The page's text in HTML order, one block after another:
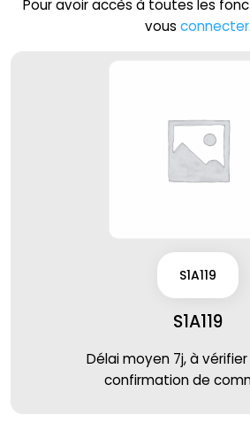
Pour avoir accès à toutes les
vous connecter.
S1A119
S1A119
Délai moyen 7j, à
confirmation de